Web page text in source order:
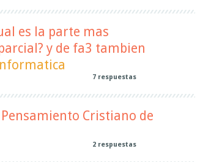
es la parte mas
y de fa3 tambien
7 respuestas
Cristiano de
2 respuestas